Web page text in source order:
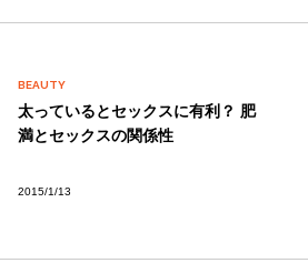
BEAUTY
太っているとセックスに有利？ 肥
満とセックスの関係性
2015/1/13